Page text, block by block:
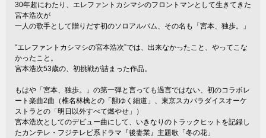
30年超にわたり、エレファントカシマシのフロントマンとして生きてきた
宮本浩次が
一人の歌手として贈りだす初のソロアルバム、その名も「宮本、独歩。」
“エレファントカシマシの宮本浩次”では、出来なかったこと、やってこな
かったこと。
宮本浩次53歳の、初挑戦が詰まった作品。
もはや「宮本、独歩。」の第一弾と言っても過言ではない、初のコラボレ
ート楽曲2曲（椎名林檎との「獣ゆく細道」、東京スカパラダイスオーケ
ストラとの「明日以外すべて燃やせ」）
宮本浩次としてのデビュー曲にして、いきなりのトラックヒットを記録し
たカンテレ・フジテレビ系ドラマ『後妻業』主題歌「冬の花」